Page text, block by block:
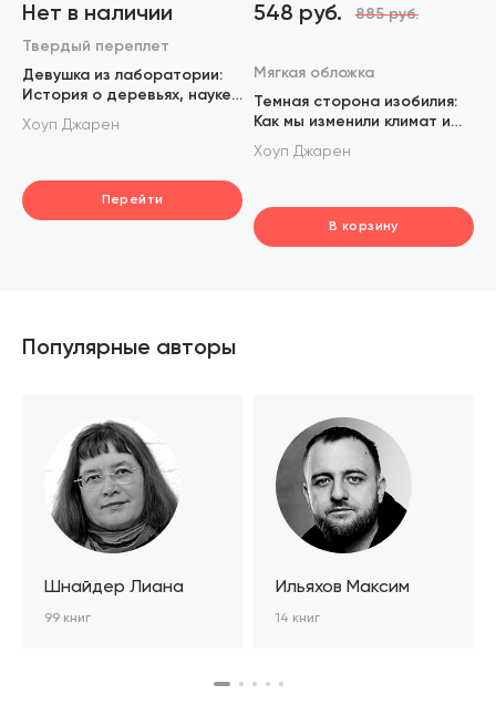
Нет в наличии
Твердый переплет
Девушка из лаборатории:
История о деревьях, науке
и любви
Хоуп Джарен
Перейти
548 руб. 885 руб.
Мягкая обложка
Темная сторона изобилия:
Как мы изменили климат и
что с этим делать дальше
Хоуп Джарен
В корзину
Популярные авторы
Шнайдер Лиана
99 книг
Ильяхов Максим
14 книг